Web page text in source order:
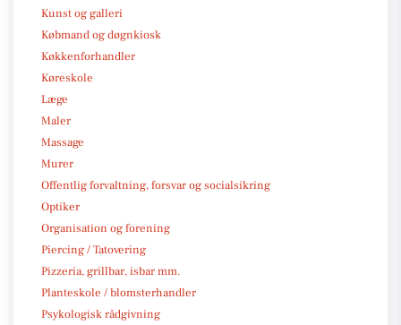
Kunst og galleri
Købmand og døgnkiosk
Køkkenforhandler
Køreskole
Læge
Maler
Massage
Murer
Offentlig forvaltning, forsvar og socialsikring
Optiker
Organisation og forening
Piercing / Tatovering
Pizzeria, grillbar, isbar mm.
Planteskole / blomsterhandler
Psykologisk rådgivning